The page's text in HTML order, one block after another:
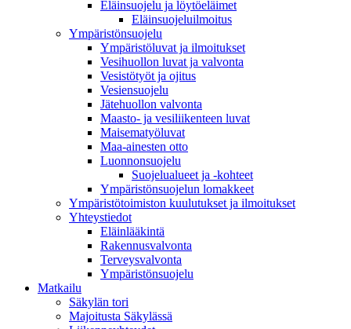
Eläinsuojelu ja löytöeläimet
Eläinsuojeluilmoitus
Ympäristönsuojelu
Ympäristöluvat ja ilmoitukset
Vesihuollon luvat ja valvonta
Vesistötyöt ja ojitus
Vesiensuojelu
Jätehuollon valvonta
Maasto- ja vesiliikenteen luvat
Maisematyöluvat
Maa-ainesten otto
Luonnonsuojelu
Suojelualueet ja -kohteet
Ympäristönsuojelun lomakkeet
Ympäristötoimiston kuulutukset ja ilmoitukset
Yhteystiedot
Eläinlääkintä
Rakennusvalvonta
Terveysvalvonta
Ympäristönsuojelu
Mat­kailu
Säkylän tori
Majoitusta Säkylässä